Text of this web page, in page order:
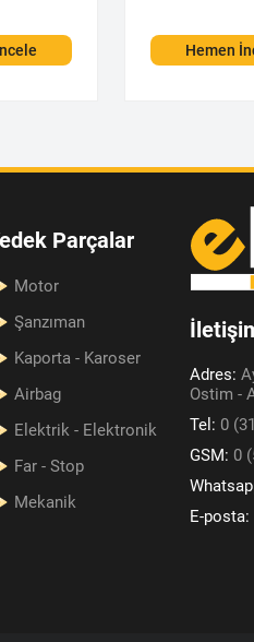
Hemen
Parçalar
Motor
Şanzıman
Kaporta - Karoser
Airbag
Elektrik - Elektronik
Far - Stop
Mekanik
Adres:
Ostim -
Tel: 0
GSM: 0
E-posta: